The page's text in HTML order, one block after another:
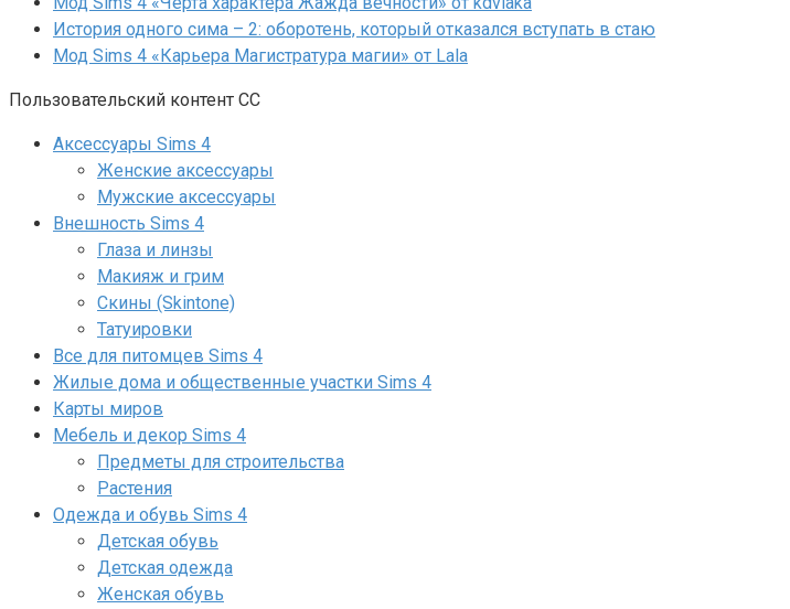
История одного сима – 2: оборотень, который отказался вступать в стаю
Мод Sims 4 «Карьера Магистратура магии» от Lala
Пользовательский контент СС
Аксессуары Sims 4
Женские аксессуары
Мужские аксессуары
Внешность Sims 4
Глаза и линзы
Макияж и грим
Скины (Skintone)
Татуировки
Все для питомцев Sims 4
Жилые дома и общественные участки Sims 4
Карты миров
Мебель и декор Sims 4
Предметы для строительства
Растения
Одежда и обувь Sims 4
Детская обувь
Детская одежда
Женская обувь